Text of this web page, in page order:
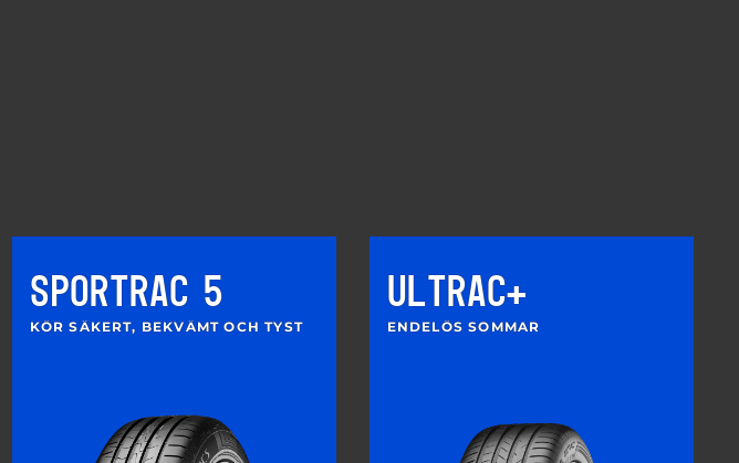
SPORTRAC 5
KÖR SÄKERT, BEKVÄMT OCH TYST
ULTRAC+
ENDELÖS SOMMAR